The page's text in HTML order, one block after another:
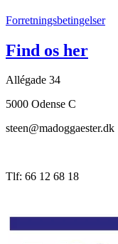
Forretningsbetingelser
Find os her
Allégade 34
5000 Odense C
steen@madoggaester.dk
Tlf: 66 12 68 18